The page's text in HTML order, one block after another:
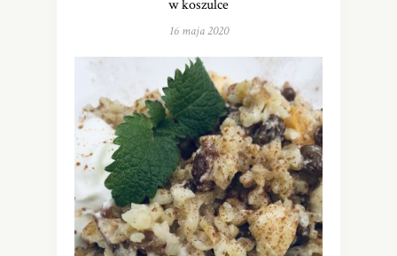
w koszulce
16 maja 2020